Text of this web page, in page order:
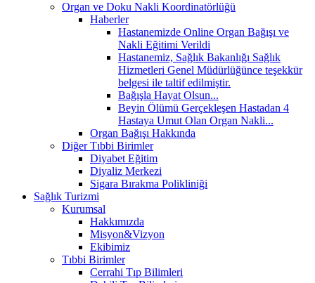
Organ ve Doku Nakli Koordinatörlüğü
Haberler
Hastanemizde Online Organ Bağışı ve
Nakli Eğitimi Verildi
Hastanemiz, Sağlık Bakanlığı Sağlık
Hizmetleri Genel Müdürlüğünce teşekkür
belgesi ile taltif edilmiştir.
Bağışla Hayat Olsun...
Beyin Ölümü Gerçekleşen Hastadan 4
Hastaya Umut Olan Organ Nakli...
Organ Bağışı Hakkında
Diğer Tıbbi Birimler
Diyabet Eğitim
Diyaliz Merkezi
Sigara Bırakma Polikliniği
Sağlık Turizmi
Kurumsal
Hakkımızda
Misyon&Vizyon
Ekibimiz
Tıbbi Birimler
Cerrahi Tıp Bilimleri